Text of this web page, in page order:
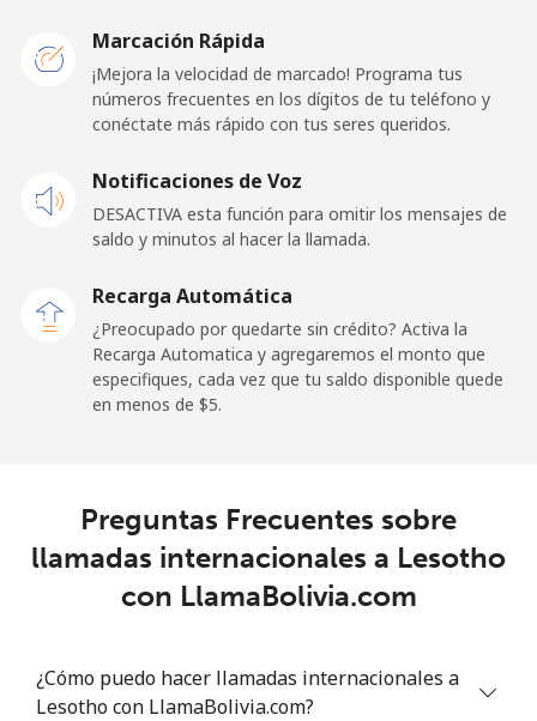
Línea fija ⁦69.9¢⁩ 14 min por ⁦$10⁩
⁦48.5¢⁩ 20 min por ⁦$10⁩
Celular ⁦39.9¢⁩ 25 min por ⁦$10⁩
Liechtenstein
Celular ⁦13.9¢⁩ 71 min por ⁦$10⁩
Lithuania
Celular ⁦5.9¢⁩ 169 min por ⁦$10⁩ ⁦6¢⁩
Marcación Rápida
¡Mejora la velocidad de marcado! Programa tus
números frecuentes en los dígitos de tu teléfono y
conéctate más rápido con tus seres queridos.
Notificaciones de Voz
DESACTIVA esta función para omitir los mensajes de
saldo y minutos al hacer la llamada.
Recarga Automática
¿Preocupado por quedarte sin crédito? Activa la
Recarga Automatica y agregaremos el monto que
especifiques, cada vez que tu saldo disponible quede
en menos de ⁦$5⁩.
Preguntas Frecuentes sobre
llamadas internacionales a Lesotho
con LlamaBolivia.com
¿Cómo puedo hacer llamadas internacionales a
Lesotho con LlamaBolivia.com?